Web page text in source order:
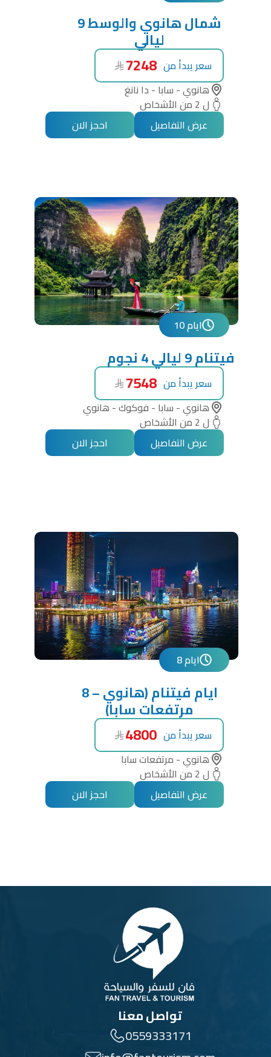
شمال هانوي والوسط 9
ليالي
7248 سعر يبدأ من
هانوي - سابا - دا نانغ
ل 2 من الأشخاص
احجز الان
عرض التفاصيل
10 ايام
فيتنام 9 ليالي 4 نجوم
7548 سعر يبدأ من
هانوي - سابا - فوكوك - هانوي
ل 2 من الأشخاص
احجز الان
عرض التفاصيل
8 ايام
8 ايام فيتنام (هانوي –
مرتفعات سابا)
4800 سعر يبدأ من
هانوي - مرتفعات سابا
ل 2 من الأشخاص
احجز الان
عرض التفاصيل
تواصل معنا
0559333171